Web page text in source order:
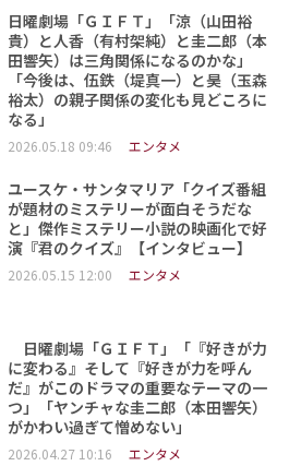
日曜劇場「ＧＩＦＴ」「涼（山田裕
貴）と人香（有村架純）と圭二郎（本
田響矢）は三角関係になるのかな」
「今後は、伍鉄（堤真一）と昊（玉森
裕太）の親子関係の変化も見どころに
なる」
2026.05.18 09:46 エンタメ
ユースケ・サンタマリア「クイズ番組
が題材のミステリーが面白そうだな
と」傑作ミステリー小説の映画化で好
演『君のクイズ』【インタビュー】
2026.05.15 12:00 エンタメ
日曜劇場「ＧＩＦＴ」「『好きが力
に変わる』そして『好きが力を呼ん
だ』がこのドラマの重要なテーマの一
つ」「ヤンチャな圭二郎（本田響矢）
がかわい過ぎて憎めない」
2026.04.27 10:16 エンタメ